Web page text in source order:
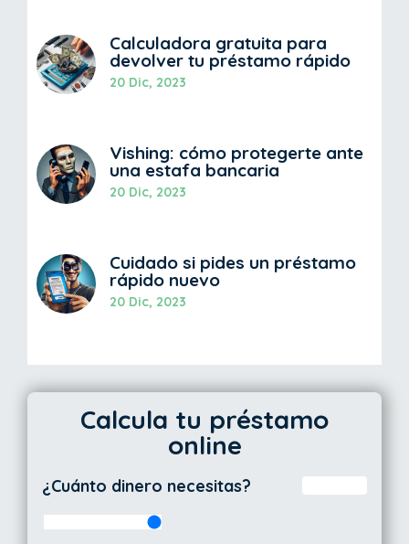
Calculadora gratuita para
devolver tu préstamo rápido
20 Dic, 2023
Vishing: cómo protegerte ante
una estafa bancaria
20 Dic, 2023
Cuidado si pides un préstamo
rápido nuevo
20 Dic, 2023
Calcula tu préstamo
online
¿Cuánto dinero necesitas?